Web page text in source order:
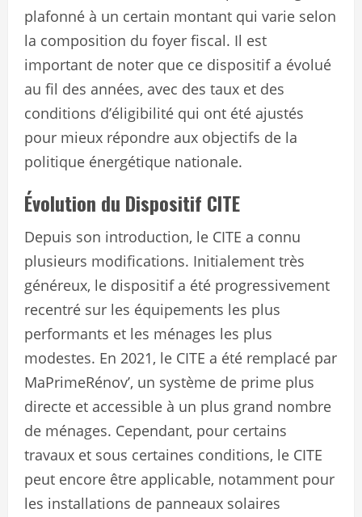
plafonné à un certain montant qui varie selon
la composition du foyer fiscal. Il est
important de noter que ce dispositif a évolué
au fil des années, avec des taux et des
conditions d’éligibilité qui ont été ajustés
pour mieux répondre aux objectifs de la
politique énergétique nationale.
Évolution du Dispositif CITE
Depuis son introduction, le CITE a connu
plusieurs modifications. Initialement très
généreux, le dispositif a été progressivement
recentré sur les équipements les plus
performants et les ménages les plus
modestes. En 2021, le CITE a été remplacé par
MaPrimeRénov’, un système de prime plus
directe et accessible à un plus grand nombre
de ménages. Cependant, pour certains
travaux et sous certaines conditions, le CITE
peut encore être applicable, notamment pour
les installations de panneaux solaires